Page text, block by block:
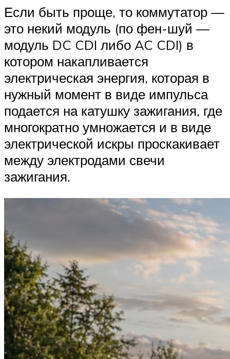
Если быть проще, то коммутатор —
это некий модуль (по фен-шуй —
модуль DC CDI либо AC CDI) в
котором накапливается
электрическая энергия, которая в
нужный момент в виде импульса
подается на катушку зажигания, где
многократно умножается и в виде
электрической искры проскакивает
между электродами свечи
зажигания.